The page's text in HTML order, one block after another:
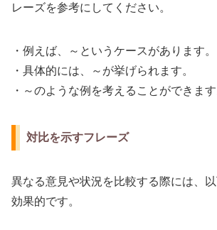
レーズを参考にしてください。
・例えば、～というケースがあります。
・具体的には、～が挙げられます。
・～のような例を考えることができます
対比を示すフレーズ
異なる意見や状況を比較する際には、
効果的です。